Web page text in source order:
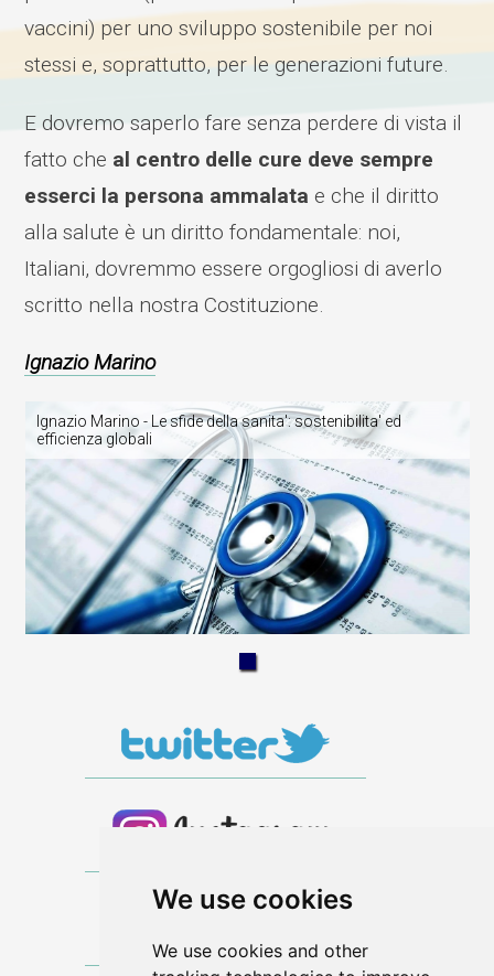
We use cookies
We use cookies and other
vaccini) per uno sviluppo sostenibile per noi
stessi e, soprattutto, per le generazioni future.
E dovremo saperlo fare senza perdere di vista il
fatto che al centro delle cure deve sempre
esserci la persona ammalata e che il diritto
alla salute è un diritto fondamentale: noi,
Italiani, dovremmo essere orgogliosi di averlo
scritto nella nostra Costituzione.
Ignazio Marino
Ignazio Marino - Le sfide della sanita': sostenibilita' ed
efficienza globali